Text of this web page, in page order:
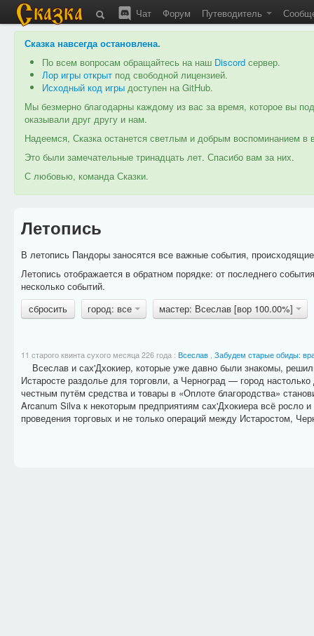
Чат Форум Путеводитель
Сказка навсегда остановлена.
По всем вопросам обращайтесь на наш Discord сервер.
Лор игры открыт под свободной лицензией.
Исходный код игры доступен на GitHub.
Мы безмерно благодарны каждому из вас за время, которое вы
оказывали друг другу и нам.
Надеемся, Сказка останется светлым и добрым воспоминанием
Это были замечательные тринадцать лет. Спасибо вам за них.
С любовью, команда Сказки.
Летопись
В летопись Пандоры заносятся все важные события,
Летопись отображается в обратном порядке: от последнего
несколько событий.
сбросить
город: все мастер: Всеслав [вор 100.00%]
11 старого квинта сухого месяца 226 года : Всеслав, Забудем старые обиды:
Всеслав и сах'Дхокиер, которые уже давно были знакомы,
Истаросте раздолье для торговли, а Черноград — город
честным путём средства и товары в «Оплоте благородства»
Arcanum Silva к некоторым предприятиям сах'Дхокиера всё
проведения торговых и не только операций между Истаростом,